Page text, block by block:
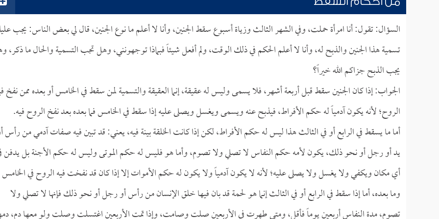
السؤال: تقول: أنا امرأة حملت، وفي الشهر الثالث وزياة أسبوع سقط الجنين، وأنا لا أعلم ما نوع الجنين، قال لي بعض الناس: يجب
تسمية هذا الجنين والذبح له، وأنا لا أعلم الحكم في ذلك الوقت، ولم أفعل شيئاً فبماذا توجهونني، وهل تجب التسمية والحال ما ذكر،
يجب الذبح جزاكم الله خيراً؟
الجواب: إذا كان الجنين سقط قبل أربعة أشهر، فلا يسمى وليس له عقيقة، إنما العقيقة والتسمية لمن سقط في الخامس أو بعده ممن نفخ
الروح؛ لأنه يكون آدمياً له حكم الأفراط، فيذبح عنه ويسمى ويغسل ويصلى عليه إذا سقط في الخامس فما بعده بعد نفخ الروح فيه.
أما ما يسقط في الرابع أو في الثالث هذا ليس له حكم الأفراط، لكن إذا كانت الخلقة بينة فيه، يعني: قد تبين فيه صفات آدمي من رأس
يد أو رجل أو نحو ذلك، يكون لأمه حكم النفاس لا تصلي ولا تصوم، وأما هو فليس له حكم الموتى وليس له حكم الأجنة بل يدفن
أي مكان ويكفي ولا يغسل ولا يصلى عليه؛ لأنه لا يكون آدمياً ولا يكون له حكم الأموات إلا إذا كان قد نفخت فيه الروح في الخامس
وما بعده، أما إذا سقط في الرابع أو في الثالث إنما هو لحمة قد بان فيها خلق الإنسان من رأس أو رجل أو نحو ذلك فإنها لا تصلي ولا
تصوم، مدة النفاس أربعين يوماً فأقل، ومتى طهرت في الأربعين صلت وصامت، وإذا تمت الأربعين اغتسلت وصلت ولو معها دم،